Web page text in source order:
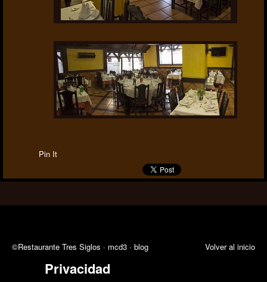
Pin It
Volver al inicio
©Restaurante Tres Siglos · mcd3 · blog
Privacidad